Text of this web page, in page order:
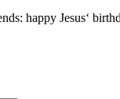
happy Jesus‘